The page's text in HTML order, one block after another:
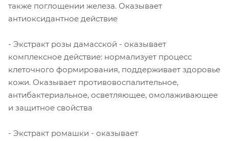
также поглощении железа. Оказывает
антиоксидантное действие
- Экстракт розы дамасской - оказывает
комплексное действие: нормализует процесс
клеточного формирования, поддерживает здоровье
кожи. Оказывает противовоспалительное,
антибактериальное, осветляющее, омолаживающее
и защитное свойства
- Экстракт ромашки - оказывает